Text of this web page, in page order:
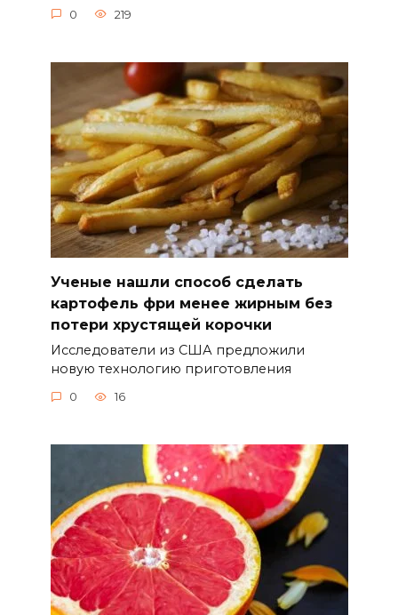
0 219
Ученые нашли способ сделать
картофель фри менее жирным без
потери хрустящей корочки
Исследователи из США предложили
новую технологию приготовления
0 16